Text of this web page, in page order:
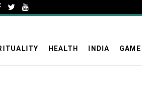
HEALTH INDIA GAME